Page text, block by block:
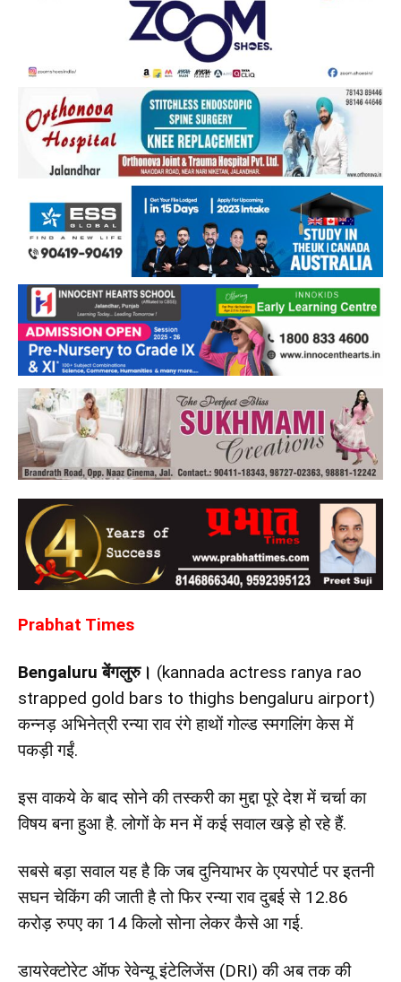
Prabhat Times
Bengaluru बेंगलुरु। (kannada actress ranya rao
strapped gold bars to thighs bengaluru airport)
कन्नड़ अभिनेत्री रन्या राव रंगे हाथों गोल्ड स्मगलिंग केस में
पकड़ी गईं.
इस वाकये के बाद सोने की तस्करी का मुद्दा पूरे देश में चर्चा का
विषय बना हुआ है. लोगों के मन में कई सवाल खड़े हो रहे हैं.
सबसे बड़ा सवाल यह है कि जब दुनियाभर के एयरपोर्ट पर इतनी
सघन चेकिंग की जाती है तो फिर रन्या राव दुबई से 12.86
करोड़ रुपए का 14 किलो सोना लेकर कैसे आ गई.
डायरेक्टोरेट ऑफ रेवेन्यू इंटेलिजेंस (DRI) की अब तक की